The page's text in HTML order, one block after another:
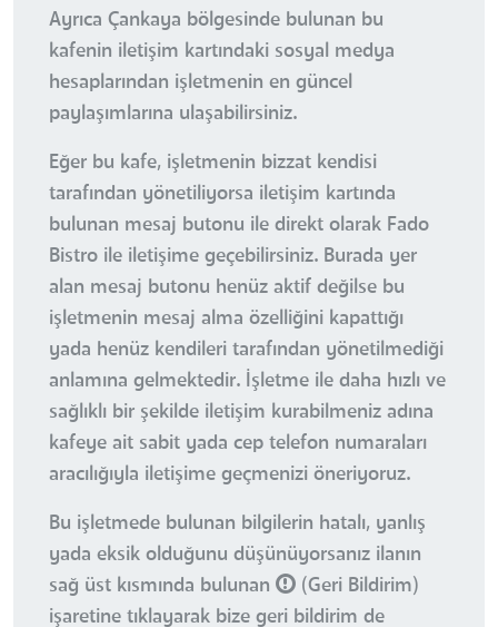
Ayrıca Çankaya bölgesinde bulunan bu
kafenin iletişim kartındaki sosyal medya
hesaplarından işletmenin en güncel
paylaşımlarına ulaşabilirsiniz.
Eğer bu kafe, işletmenin bizzat kendisi
tarafından yönetiliyorsa iletişim kartında
bulunan mesaj butonu ile direkt olarak Fado
Bistro ile iletişime geçebilirsiniz. Burada yer
alan mesaj butonu henüz aktif değilse bu
işletmenin mesaj alma özelliğini kapattığı
yada henüz kendileri tarafından yönetilmediği
anlamına gelmektedir. İşletme ile daha hızlı ve
sağlıklı bir şekilde iletişim kurabilmeniz adına
kafeye ait sabit yada cep telefon numaraları
aracılığıyla iletişime geçmenizi öneriyoruz.
Bu işletmede bulunan bilgilerin hatalı, yanlış
yada eksik olduğunu düşünüyorsanız ilanın
sağ üst kısmında bulunan
(Geri Bildirim)
işaretine tıklayarak bize geri bildirim de